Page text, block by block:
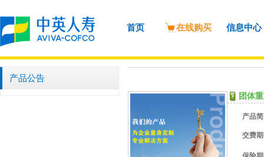
首页 在线购买 信息中心
产品公告
团体
产品
交费